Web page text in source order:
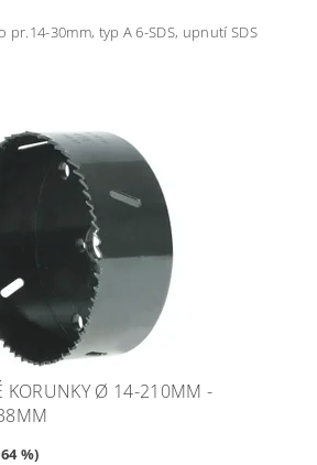
30mm, typ A 6-SDS, upnutí SDS
KORUNKY Ø 14-210MM -
%)